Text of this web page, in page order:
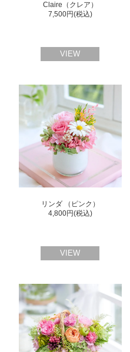
Claire（クレア）
7,500円(税込)
VIEW
リンダ （ピンク）
4,800円(税込)
VIEW